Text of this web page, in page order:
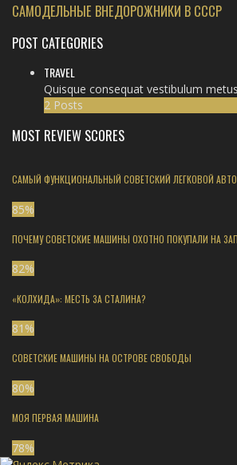
САМОДЕЛЬНЫЕ ВНЕДОРОЖНИКИ В СССР
POST CATEGORIES
TRAVEL
Quisque consequat vestibulum
2 Posts
MOST REVIEW SCORES
САМЫЙ ФУНКЦИОНАЛЬНЫЙ СОВЕТСКИЙ ЛЕГКОВОЙ
85%
ПОЧЕМУ СОВЕТСКИЕ МАШИНЫ ОХОТНО ПОКУПАЛИ НА
82%
«КОЛХИДА»: МЕСТЬ ЗА СТАЛИНА?
81 %
СОВЕТСКИЕ МАШИНЫ НА ОСТРОВЕ СВОБОДЫ
80%
МОЯ ПЕРВАЯ МАШИНА
78%